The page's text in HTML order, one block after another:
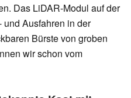
Das LiDAR-Modul auf der
Ausfahren in der
Bürste von groben
wir schon vom